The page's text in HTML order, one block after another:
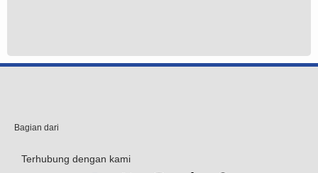
Bagian dari
Terhubung dengan kami